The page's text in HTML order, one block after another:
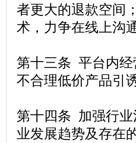
者更大的退款空间
术，力争在线上沟
第十三条 平台内
不合理低价产品引
第十四条 加强行
业发展趋势及存在